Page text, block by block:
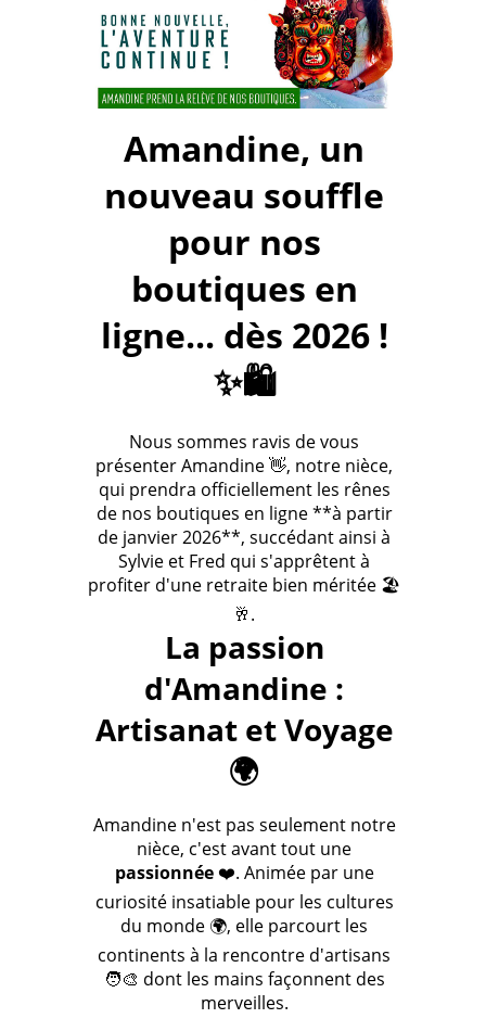
Amandine, un
nouveau souffle
pour nos
boutiques en
ligne... dès 2026 !
✨🛍️
Nous sommes ravis de vous
présenter Amandine 👋, notre nièce,
qui prendra officiellement les rênes
de nos boutiques en ligne **à partir
de janvier 2026**, succédant ainsi à
Sylvie et Fred qui s'apprêtent à
profiter d'une retraite bien méritée 🏖️
🥂.
La passion
d'Amandine :
Artisanat et Voyage
🌍
Amandine n'est pas seulement notre
nièce, c'est avant tout une
passionnée❤️. Animée par une
curiosité insatiable pour les cultures
du monde 🌍, elle parcourt les
continents à la rencontre d'artisans
🧑‍🎨 dont les mains façonnent des
merveilles.